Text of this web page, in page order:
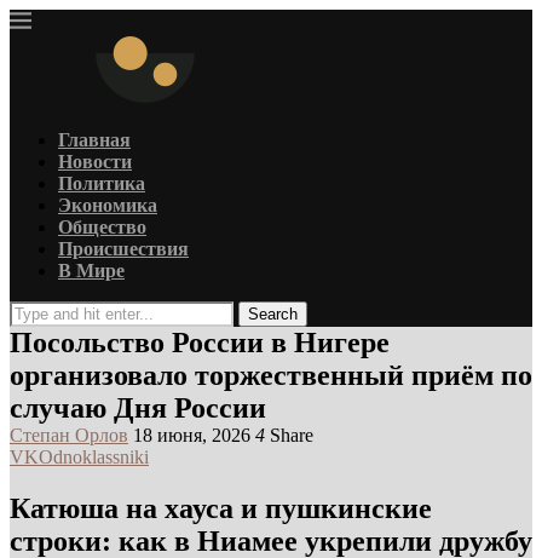
Главная
Новости
Политика
Экономика
Общество
Происшествия
В Мире
Search
Посольство России в Нигере
организовало торжественный приём по
случаю Дня России
Степан Орлов 18 июня, 2026 4 Share
VKOdnoklassniki
Катюша на хауса и пушкинские
строки: как в Ниамее укрепили дружбу